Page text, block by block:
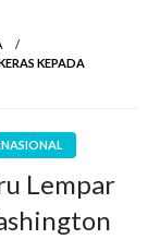
KEPADA
Lempar